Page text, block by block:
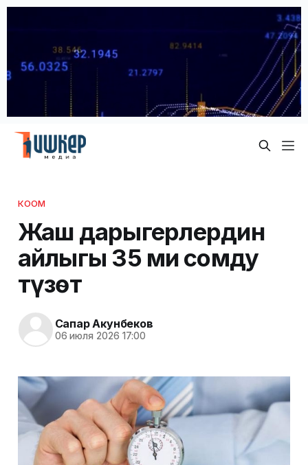
КООМ
Жаш дарыгерлердин
айлыгы 35 миң сомду
түзөт
Сапар Акунбеков
06 июля 2026 17:00